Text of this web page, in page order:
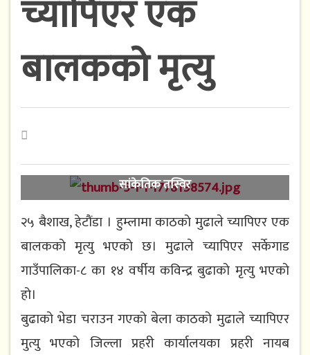
च्यापिएर एक
बालकको मृत्यु
सांकेतिक तस्विर
२५ बैशाख, हेटौंडा । हुम्लामा काठको मुढाले च्यापिएर एक
बालकको मृत्यु भएको छ। मुढाले च्यापिएर सर्केगाड
गाउँपालिका-८ का १४ वर्षीय कविन्द्र बुढाको मृत्यु भएको
हो।
बुढाको भेडा चराउन गएको बेला काठको मुढाले च्यापिएर
मुत्यु भएको जिल्ला प्रहरी कार्यालयका प्रहरी नायब